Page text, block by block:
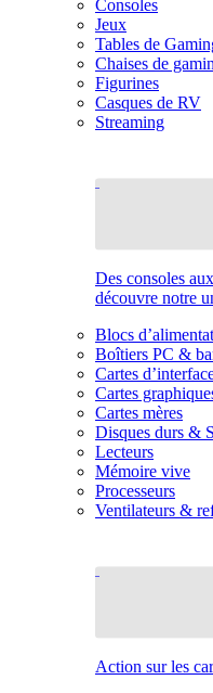
Consoles
Jeux
Tables de
Chaises de
Figurines
Casques de RV
Streaming
Des consoles
découvre notre
Blocs
Boîtiers PC &
Cartes
Cartes
Cartes mères
Disques durs &
Lecteurs
Mémoire vive
Processeurs
Ventilateurs &
Action sur les